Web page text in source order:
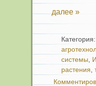
далее »
Категория:
системы,
растения,